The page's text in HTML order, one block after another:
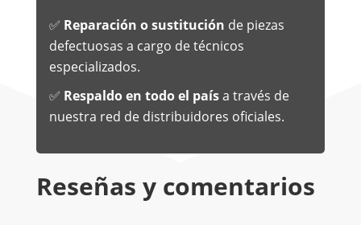
✅ Reparación o sustitución de piezas
defectuosas a cargo de técnicos
especializados.
✅ Respaldo en todo el paísa través de
nuestra red de distribuidores oficiales.
Reseñas y comentarios